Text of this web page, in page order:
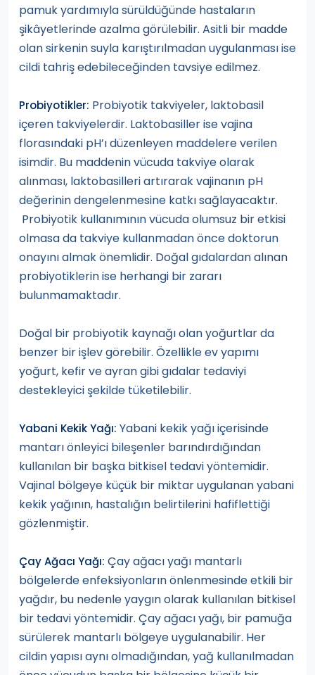
pamuk yardımıyla sürüldüğünde hastaların
şikâyetlerinde azalma görülebilir. Asitli bir madde
olan sirkenin suyla karıştırılmadan uygulanması ise
cildi tahriş edebileceğinden tavsiye edilmez.
Probiyotikler: Probiyotik takviyeler, laktobasil
içeren takviyelerdir. Laktobasiller ise vajina
florasındaki pH’ı düzenleyen maddelere verilen
isimdir. Bu maddenin vücuda takviye olarak
alınması, laktobasilleri artırarak vajinanın pH
değerinin dengelenmesine katkı sağlayacaktır.
Probiyotik kullanımının vücuda olumsuz bir etkisi
olmasa da takviye kullanmadan önce doktorun
onayını almak önemlidir. Doğal gıdalardan alınan
probiyotiklerin ise herhangi bir zararı
bulunmamaktadır.
Doğal bir probiyotik kaynağı olan yoğurtlar da
benzer bir işlev görebilir. Özellikle ev yapımı
yoğurt, kefir ve ayran gibi gıdalar tedaviyi
destekleyici şekilde tüketilebilir.
Yabani Kekik Yağı: Yabani kekik yağı içerisinde
mantarı önleyici bileşenler barındırdığından
kullanılan bir başka bitkisel tedavi yöntemidir.
Vajinal bölgeye küçük bir miktar uygulanan yabani
kekik yağının, hastalığın belirtilerini hafiflettiği
gözlenmiştir.
Çay Ağacı Yağı: Çay ağacı yağı mantarlı
bölgelerde enfeksiyonların önlenmesinde etkili bir
yağdır, bu nedenle yaygın olarak kullanılan bitkisel
bir tedavi yöntemidir. Çay ağacı yağı, bir pamuğa
sürülerek mantarlı bölgeye uygulanabilir. Her
cildin yapısı aynı olmadığından, yağ kullanılmadan